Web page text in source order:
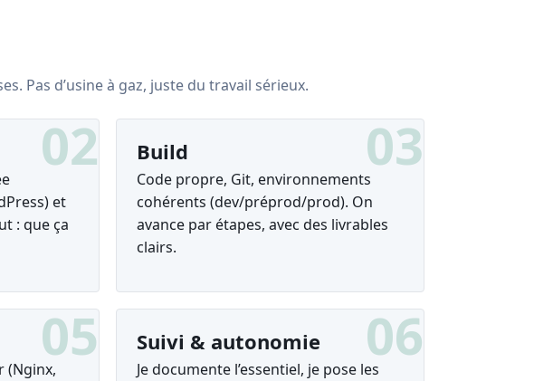
Pas d’usine à gaz, juste du travail sérieux.
02
et
: que ça
03
Build
Code propre, Git, environnements
cohérents (dev/préprod/prod). On
avance par étapes, avec des livrables
clairs.
05
(Nginx,
06
Suivi & autonomie
Je documente l’essentiel, je pose les